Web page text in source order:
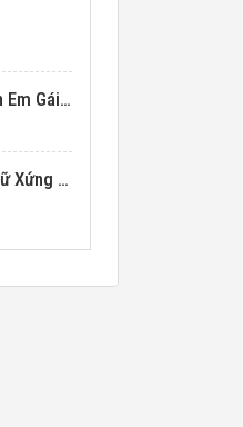
Thập Niên 80 Xuyên Thành Em Gái Học Bá
Thập Niên 70 Trở Thành Nữ Xứng Nuôi Con Làm Giàu